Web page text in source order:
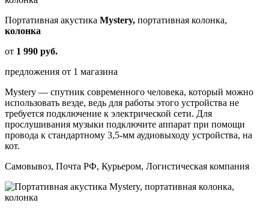
Портативная акустика Mystery, портативная колонка,
колонка
от 1 990 руб.
предложения от 1 магазина
Mystery — спутник современного человека, который можно
использовать везде, ведь для работы этого устройства не
требуется подключение к электрической сети. Для
прослушивания музыки подключите аппарат при помощи
провода к стандартному 3,5-мм аудиовыходу устройства, на
кот.
Самовывоз, Почта РФ, Курьером, Логистическая компания